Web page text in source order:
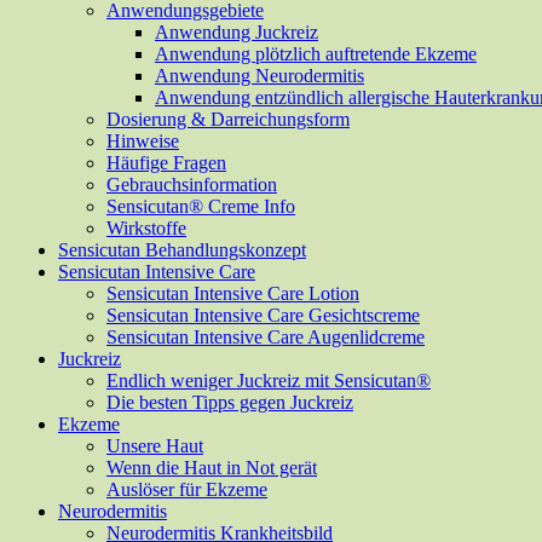
Anwendungsgebiete
Anwendung Juckreiz
Anwendung plötzlich auftretende Ekzeme
Anwendung Neurodermitis
Anwendung entzündlich allergische
Dosierung & Darreichungsform
Hinweise
Häufige Fragen
Gebrauchsinformation
Sensicutan® Creme Info
Wirkstoffe
Sensicutan Behandlungskonzept
Sensicutan Intensive Care
Sensicutan Intensive Care Lotion
Sensicutan Intensive Care Gesichtscreme
Sensicutan Intensive Care Augenlidcreme
Juckreiz
Endlich weniger Juckreiz mit Sensicutan®
Die besten Tipps gegen Juckreiz
Ekzeme
Unsere Haut
Wenn die Haut in Not gerät
Auslöser für Ekzeme
Neurodermitis
Neurodermitis Krankheitsbild